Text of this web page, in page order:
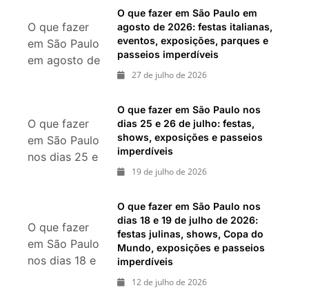
agosto de
2026
O que fazer
em São Paulo
em agosto de
exposições,
parques e
passeios
O que fazer em São Paulo em
agosto de 2026: festas italianas,
eventos, exposições, parques e
passeios imperdíveis
27 de julho de 2026
O que fazer
em São Paulo
nos dias 25 e
passeios
imperdíveis
O que fazer em São Paulo nos
dias 25 e 26 de julho: festas,
shows, exposições e passeios
imperdíveis
19 de julho de 2026
O que fazer
em São Paulo
nos dias 18 e
O que fazer em São Paulo nos
dias 18 e 19 de julho de 2026:
festas julinas, shows, Copa do
Mundo, exposições e passeios
imperdíveis
12 de julho de 2026